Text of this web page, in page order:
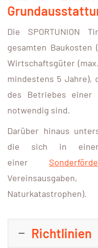
Die SPORTUNION
gesamten Baukosten
Wirtschaftsgüter
mindestens 5 Jahre),
des Betriebes einer
notwendig sind.
Darüber hinaus
die sich in
einer
Naturkatastrophen).
Richtlinien